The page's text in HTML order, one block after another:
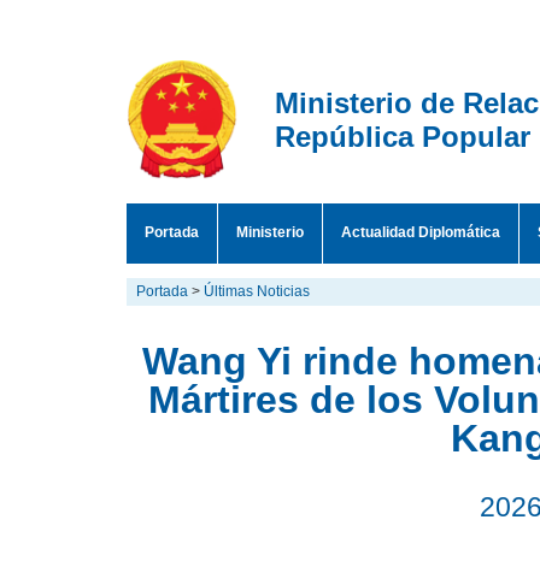
Ministerio de
República Popular
Portada Ministerio Actualidad Diplomática
Portada > Últimas Noticias
Wang Yi rinde
Mártires de los